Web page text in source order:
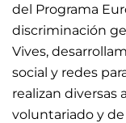
del Programa
discriminación
Vives,
social y redes
realizan diversas
voluntariado y